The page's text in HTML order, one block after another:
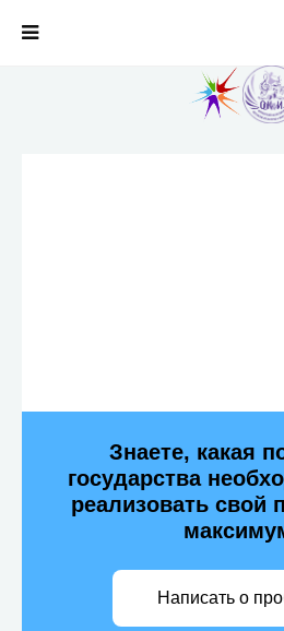
Знаете, какая
государства
реализовать свой
Написать о